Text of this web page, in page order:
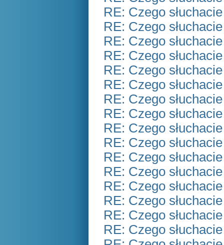
RE: Czego
RE: Czego
RE: Czego
RE: Czego
RE: Czego
RE: Czego
RE: Czego
RE: Czego
RE: Czego
RE: Czego
RE: Czego
RE: Czego
RE: Czego
RE: Czego
RE: Czego
RE: Czego